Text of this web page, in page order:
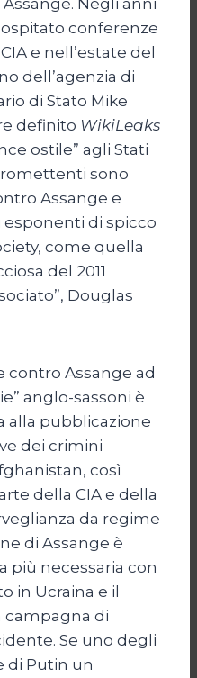
ospitato conferenze
e nell’estate del
dell’agenzia di
di Stato Mike
definito WikiLeaks
ostile” agli Stati
sono
Assange e
di spicco
come quella
del 2011
Douglas
contro Assange ad
anglo-sassoni è
pubblicazione
dei crimini
così
della CIA e della
da regime
di Assange è
più necessaria con
in Ucraina e il
campagna di
Se uno degli
di Putin un